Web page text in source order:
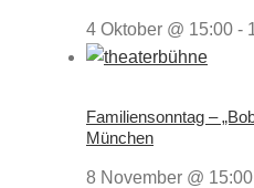
4 Oktober @ 15:00 -
Familiensonntag –
München
8 November @ 15:00